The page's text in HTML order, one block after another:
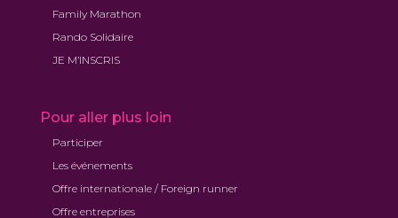
Family Marathon
Rando Solidaire
JE M’INSCRIS
Pour aller plus loin
Participer
Les événements
Offre internationale / Foreign runner
Offre entreprises